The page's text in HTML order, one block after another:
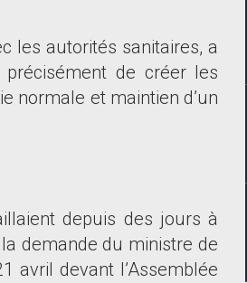
les autorités sanitaires, a
de créer les
normale et maintien d’un
depuis des jours à
demande du ministre de
avril devant l’Assemblée